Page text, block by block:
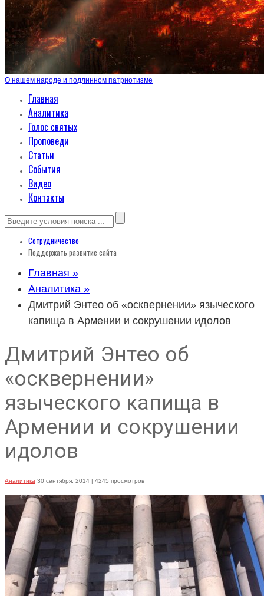
О нашем народе и подлинном патриотизме
Главная
Аналитика
Голос святых
Проповеди
Статьи
События
Видео
Контакты
Сотрудничество
Поддержать развитие сайта
Главная »
Аналитика »
Дмитрий Энтео об «осквернении» языческого
капища в Армении и сокрушении идолов
Дмитрий Энтео об
«осквернении»
языческого капища в
Армении и сокрушении
идолов
Аналитика 30 сентября, 2014 | 4245 просмотров